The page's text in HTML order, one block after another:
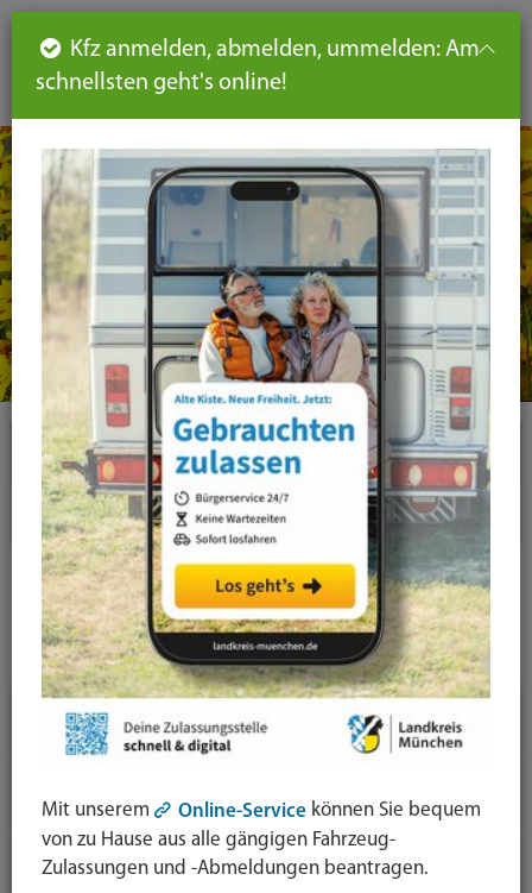
DE
Plugins
News-Liste
News-Detail
Jahresauswahl
2026
2024
Seiteninhalt
Hauptnavigation
Seitennavigation
leichte
Sprache
Kfz anmelden, abmelden, ummelden: Am
schnellsten geht's online!
Mit unserem Online-Service können Sie bequem
von zu Hause aus alle gängigen Fahrzeug-
Zulassungen und -Abmeldungen beantragen.